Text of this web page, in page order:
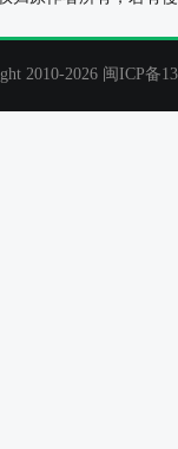
2010-2026 闽ICP备